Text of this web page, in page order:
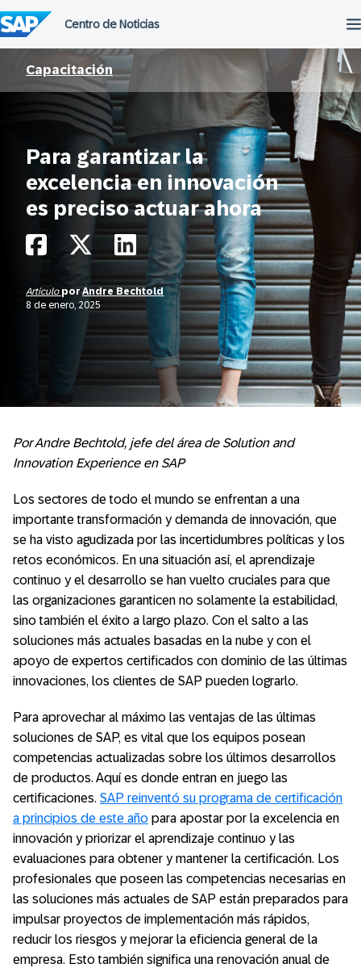
al
contenido
Capacitación
Para garantizar la
excelencia en innovación
es preciso actuar ahora
Artículo por Andre Bechtold
8 de enero, 2025
Por Andre Bechtold, jefe del área de Solution and
Innovation Experience en SAP
Los sectores de todo el mundo se enfrentan a una
importante transformación y demanda de innovación, que
se ha visto agudizada por las incertidumbres políticas y los
retos económicos. En una situación así, el aprendizaje
continuo y el desarrollo se han vuelto cruciales para que
las organizaciones garanticen no solamente la estabilidad,
sino también el éxito a largo plazo. Con el salto a las
soluciones más actuales basadas en la nube y con el
apoyo de expertos certificados con dominio de las últimas
innovaciones, los clientes de SAP pueden lograrlo.
Para aprovechar al máximo las ventajas de las últimas
soluciones de SAP, es vital que los equipos posean
competencias actualizadas sobre los últimos desarrollos
de productos. Aquí es donde entran en juego las
certificaciones. SAP reinventó su programa de certificación
a principios de este año para apostar por la excelencia en
innovación y priorizar el aprendizaje continuo y las
evaluaciones para obtener y mantener la certificación. Los
profesionales que poseen las competencias necesarias en
las soluciones más actuales de SAP están preparados para
impulsar proyectos de implementación más rápidos,
reducir los riesgos y mejorar la eficiencia general de la
empresa. Esto también significa una renovación anual de